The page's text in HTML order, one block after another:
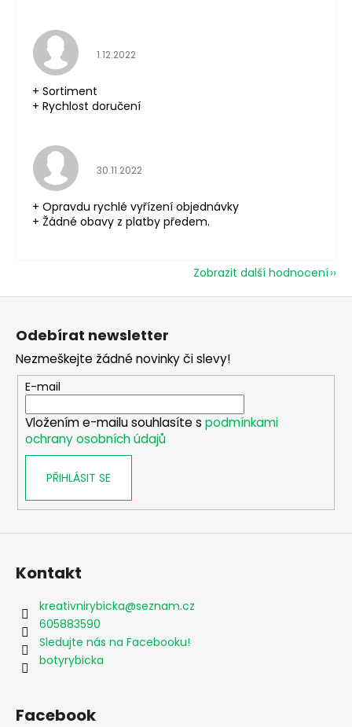
Hodnocení obchodu je 5 z 5 hvězdiček.
1.12.2022
+ Sortiment
+ Rychlost doručení
Hodnocení obchodu je 5 z 5 hvězdiček.
30.11.2022
+ Opravdu rychlé vyřízení objednávky
+ Žádné obavy z platby předem.
Zobrazit další hodnocení
Odebírat newsletter
Nezmeškejte žádné novinky či slevy!
E-mail
Vložením e-mailu souhlasíte s podmínkami
ochrany osobních údajů
PŘIHLÁSIT SE
Kontakt
kreativnirybicka@seznam.cz
605883590
Sledujte nás na Facebooku!
botyrybicka
Facebook